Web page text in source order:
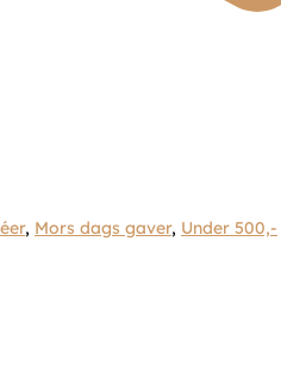
, Mors dags gaver, Under 500,-